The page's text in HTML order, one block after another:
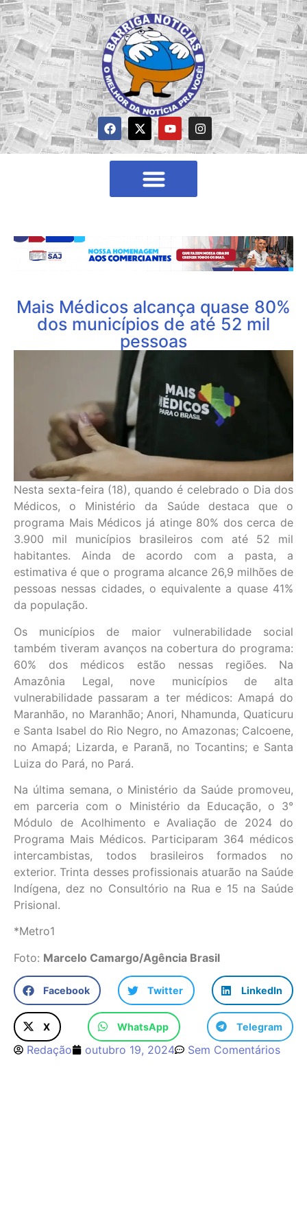
Mais Médicos alcança quase 80%
dos municípios de até 52 mil
pessoas
Nesta sexta-feira (18), quando é celebrado o Dia dos
Médicos, o Ministério da Saúde destaca que o
programa Mais Médicos já atinge 80% dos cerca de
3.900 mil municípios brasileiros com até 52 mil
habitantes. Ainda de acordo com a pasta, a
estimativa é que o programa alcance 26,9 milhões de
pessoas nessas cidades, o equivalente a quase 41%
da população.
Os municípios de maior vulnerabilidade social
também tiveram avanços na cobertura do programa:
60% dos médicos estão nessas regiões. Na
Amazônia Legal, nove municípios de alta
vulnerabilidade passaram a ter médicos: Amapá do
Maranhão, no Maranhão; Anori, Nhamunda, Quaticuru
e Santa Isabel do Rio Negro, no Amazonas; Calcoene,
no Amapá; Lizarda, e Paranã, no Tocantins; e Santa
Luiza do Pará, no Pará.
Na última semana, o Ministério da Saúde promoveu,
em parceria com o Ministério da Educação, o 3°
Módulo de Acolhimento e Avaliação de 2024 do
Programa Mais Médicos. Participaram 364 médicos
intercambistas, todos brasileiros formados no
exterior. Trinta desses profissionais atuarão na Saúde
Indígena, dez no Consultório na Rua e 15 na Saúde
Prisional.
*Metro1
Foto: Marcelo Camargo/Agência Brasil
Facebook Twitter LinkedIn
X WhatsApp Telegram
Redação outubro 19, 2024 Sem Comentários